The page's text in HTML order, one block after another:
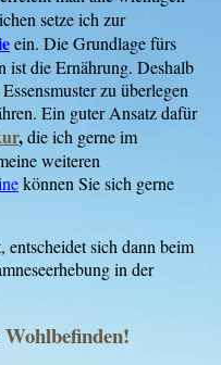
setze ich zur
ein. Die Grundlage fürs
ist die Ernährung. Deshalb
zu überlegen
Ein guter Ansatz dafür
,die ich gerne im
weiteren
können Sie sich gerne
entscheidet sich dann beim
in der